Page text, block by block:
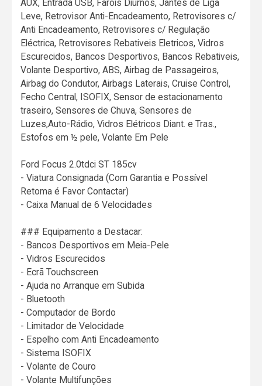
AUX, Entrada USB, Faróis Diurnos, Jantes de Liga
Leve, Retrovisor Anti-Encadeamento, Retrovisores c/
Anti Encadeamento, Retrovisores c/ Regulação
Eléctrica, Retrovisores Rebativeis Eletricos, Vidros
Escurecidos, Bancos Desportivos, Bancos Rebativeis,
Volante Desportivo, ABS, Airbag de Passageiros,
Airbag do Condutor, Airbags Laterais, Cruise Control,
Fecho Central, ISOFIX, Sensor de estacionamento
traseiro, Sensores de Chuva, Sensores de
Luzes,Auto-Rádio, Vidros Elétricos Diant. e Tras.,
Estofos em ½ pele, Volante Em Pele
Ford Focus 2.0tdci ST 185cv
- Viatura Consignada (Com Garantia e Possível
Retoma é Favor Contactar)
- Caixa Manual de 6 Velocidades
### Equipamento a Destacar:
- Bancos Desportivos em Meia-Pele
- Vidros Escurecidos
- Ecrã Touchscreen
- Ajuda no Arranque em Subida
- Bluetooth
- Computador de Bordo
- Limitador de Velocidade
- Espelho com Anti Encadeamento
- Sistema ISOFIX
- Volante de Couro
- Volante Multifunções